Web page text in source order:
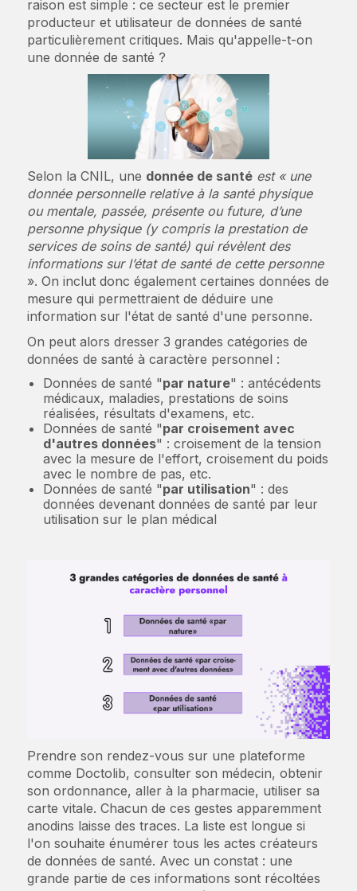
raison est simple : ce secteur est le premier
producteur et utilisateur de données de santé
particulièrement critiques. Mais qu'appelle-t-on
une donnée de santé ?
Selon la CNIL, une donnée de santéest « une
donnée personnelle relative à la santé physique
ou mentale, passée, présente ou future, d’une
personne physique (y compris la prestation de
services de soins de santé) qui révèlent des
informations sur l’état de santé de cette personne
». On inclut donc également certaines données de
mesure qui permettraient de déduire une
information sur l'état de santé d'une personne.
On peut alors dresser 3 grandes catégories de
données de santé à caractère personnel :
Données de santé "par nature" : antécédents
médicaux, maladies, prestations de soins
réalisées, résultats d'examens, etc.
Données de santé "par croisement avec
d'autres données" : croisement de la tension
avec la mesure de l'effort, croisement du poids
avec le nombre de pas, etc.
Données de santé "par utilisation" : des
données devenant données de santé par leur
utilisation sur le plan médical
Prendre son rendez-vous sur une plateforme
comme Doctolib, consulter son médecin, obtenir
son ordonnance, aller à la pharmacie, utiliser sa
carte vitale. Chacun de ces gestes apparemment
anodins laisse des traces. La liste est longue si
l'on souhaite énumérer tous les actes créateurs
de données de santé. Avec un constat : une
grande partie de ces informations sont récoltées